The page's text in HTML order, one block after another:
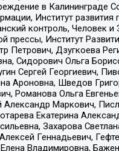
в Калининграде
Институт
контроль, Человек
прессы, Институт
Петрович, Дзугкоева
Сидорович Ольга
Сергей Георгиевич,
Ароновна, Шведов
Романова Ольга
Александр Маркович,
Екатерина
Захарова
Геннадьевич,
Владимировна,